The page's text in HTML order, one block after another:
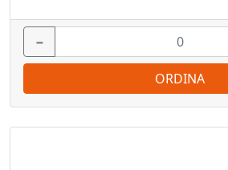
−
ORDINA